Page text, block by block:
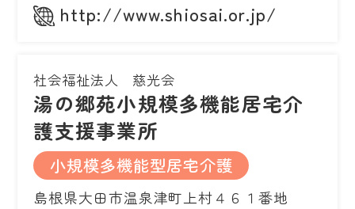
http://www.shiosai.or.jp/
社会福祉法人 慈光会
湯の郷苑小規模多機能居宅介
護支援事業所
小規模多機能型居宅介護
島根県大田市温泉津町上村４６１番地